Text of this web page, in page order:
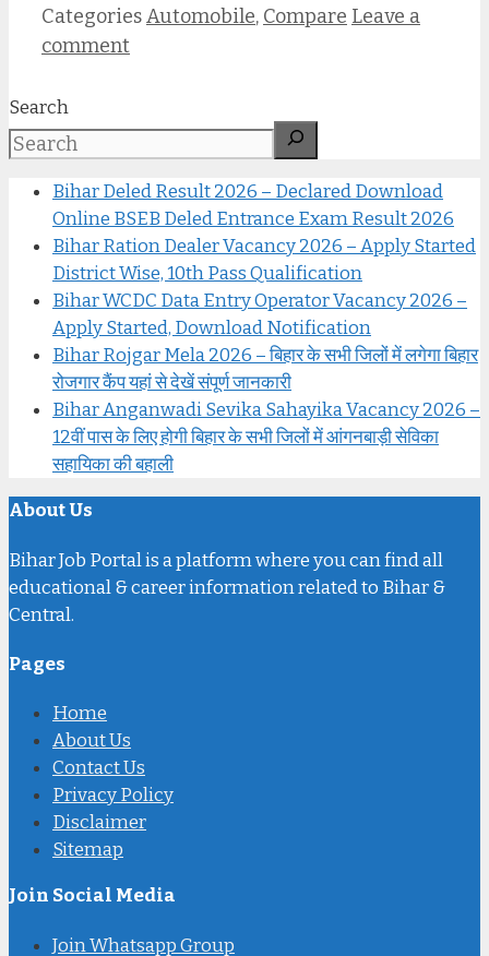
CategoriesAutomobile, Compare Leave a
comment
Search
Bihar Deled Result 2026 – Declared Download
Online BSEB Deled Entrance Exam Result 2026
Bihar Ration Dealer Vacancy 2026 – Apply Started
District Wise, 10th Pass Qualification
Bihar WCDC Data Entry Operator Vacancy 2026 –
Apply Started, Download Notification
Bihar Rojgar Mela 2026 – बिहार के सभी जिलों में लगेगा बिहार
रोजगार कैंप यहां से देखें संपूर्ण जानकारी
Bihar Anganwadi Sevika Sahayika Vacancy 2026 –
12वीं पास के लिए होगी बिहार के सभी जिलों में आंगनबाड़ी सेविका
सहायिका की बहाली
About Us
Bihar Job Portal is a platform where you can find all
educational & career information related to Bihar &
Central.
Pages
Home
About Us
Contact Us
Privacy Policy
Disclaimer
Sitemap
Join Social Media
Join Whatsapp Group